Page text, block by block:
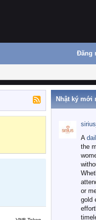
Đăng
Nhật ký mới
A
the
or
gold